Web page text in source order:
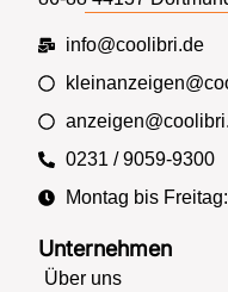
Unternehmen
Über uns
info@coolibri.de
0231 / 9059-9300
Montag bis